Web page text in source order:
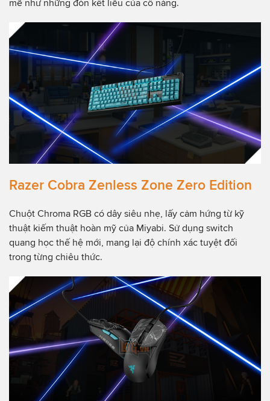
mẽ như những đòn kết liễu của cô nàng.
Razer Cobra Zenless Zone Zero Edition
Chuột Chroma RGB có dây siêu nhẹ, lấy cảm hứng từ kỹ
thuật kiếm thuật hoàn mỹ của Miyabi. Sử dụng switch
quang học thế hệ mới, mang lại độ chính xác tuyệt đối
trong từng chiêu thức.